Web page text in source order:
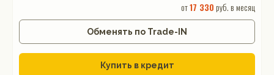
от17 330 руб. в месяц
Обменять по Trade-IN
Купить в кредит